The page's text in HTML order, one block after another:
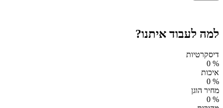
למה לעבוד איתנו?
דיסקרטיות
%
0
איכות
%
0
מחיר הוגן
%
0